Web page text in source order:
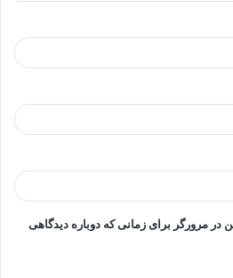
در مرورگر برای زمانی که دوباره دیدگاهی